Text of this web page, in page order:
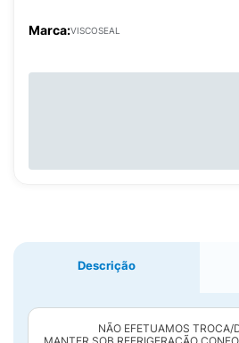
Marca:VISCOSEAL
Descrição
NÃO EFETUAMOS TROCA/